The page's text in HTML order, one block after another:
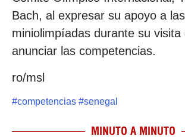
Bach, al expresar su apoyo a las
miniolimpíadas durante su
anunciar las competencias.
ro/msl
#competencias #senegal
MINUTO A MINUTO